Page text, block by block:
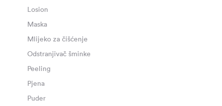
Losion
Maska
Mlijeko za čišćenje
Odstranjivač šminke
Peeling
Pjena
Puder